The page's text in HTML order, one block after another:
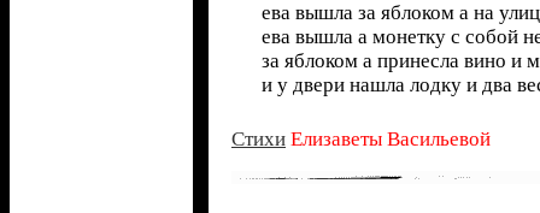
ева вышла за яблоком а на
ева вышла а монетку с собой
за яблоком а принесла вино и
и у двери нашла лодку и два
Cтихи Елизаветы Васильевой